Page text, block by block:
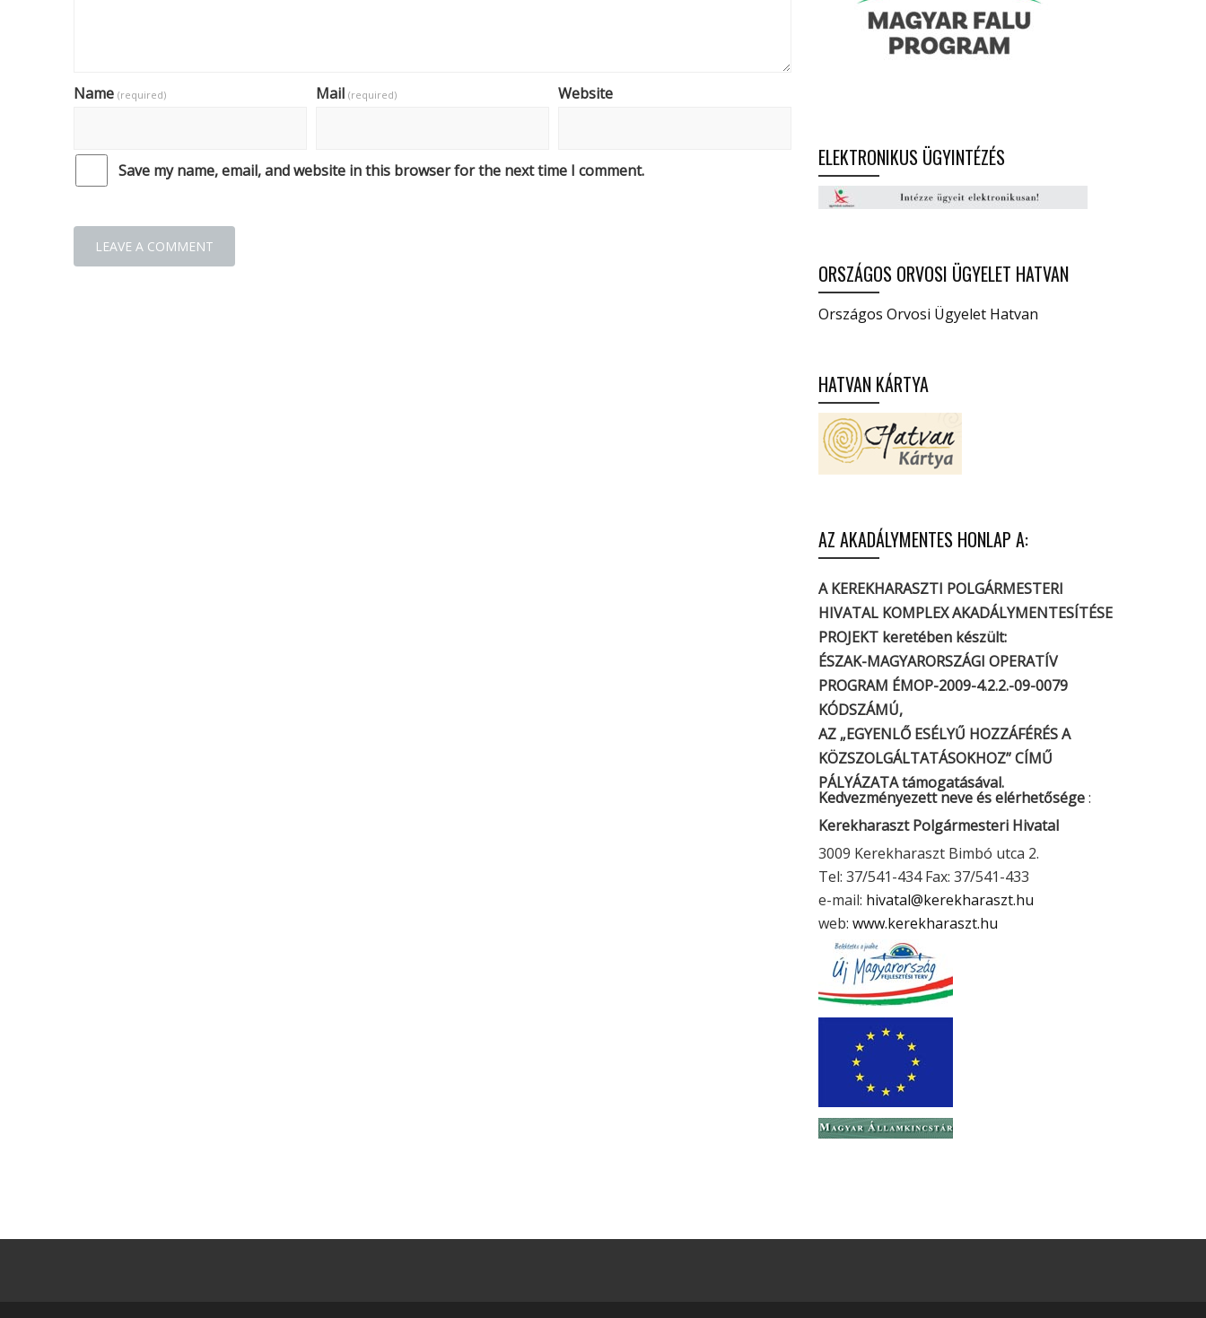
Name (required) Mail (required) Website
Save my name, email, and website in this browser for the next time I comment. ELEKTRONIKUS ÜGYINTÉZÉS
ORSZÁGOS ORVOSI ÜGYELET HATVAN
Országos Orvosi Ügyelet Hatvan
HATVAN KÁRTYA
AZ AKADÁLYMENTES HONLAP A:
A KEREKHARASZTI POLGÁRMESTERI
HIVATAL KOMPLEX AKADÁLYMENTESÍTÉSE
PROJEKT keretében készült:
ÉSZAK-MAGYARORSZÁGI OPERATÍV
PROGRAM ÉMOP-2009-4.2.2.-09-0079
KÓDSZÁMÚ,
AZ „EGYENLŐ ESÉLYŰ HOZZÁFÉRÉS A
KÖZSZOLGÁLTATÁSOKHOZ” CÍMŰ
PÁLYÁZATA támogatásával.
Kedvezményezett neve és elérhetősége:
Kerekharaszt Polgármesteri Hivatal
3009 Kerekharaszt Bimbó utca 2.
Tel: 37/541-434 Fax: 37/541-433
e-mail: hivatal@kerekharaszt.hu
web: www.kerekharaszt.hu